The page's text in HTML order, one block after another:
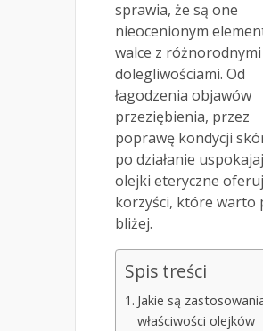
sprawia, że są one
nieocenionym
walce z różnorodnymi
dolegliwościami. Od
łagodzenia objawów
przeziębienia, przez
poprawę kondycji
po działanie
olejki eteryczne
korzyści, które warto
bliżej.
Spis treści
Jakie są
właściwości olejków